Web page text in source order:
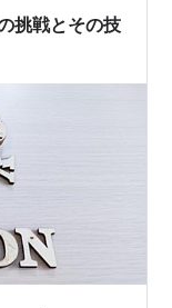
挑戦とその技